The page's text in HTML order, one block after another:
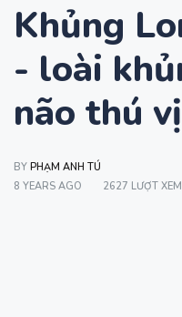
Khủng
- loài
não thú vị
BY PHẠM ANH TÚ
8 YEARS AGO
2627 LƯỢT XEM